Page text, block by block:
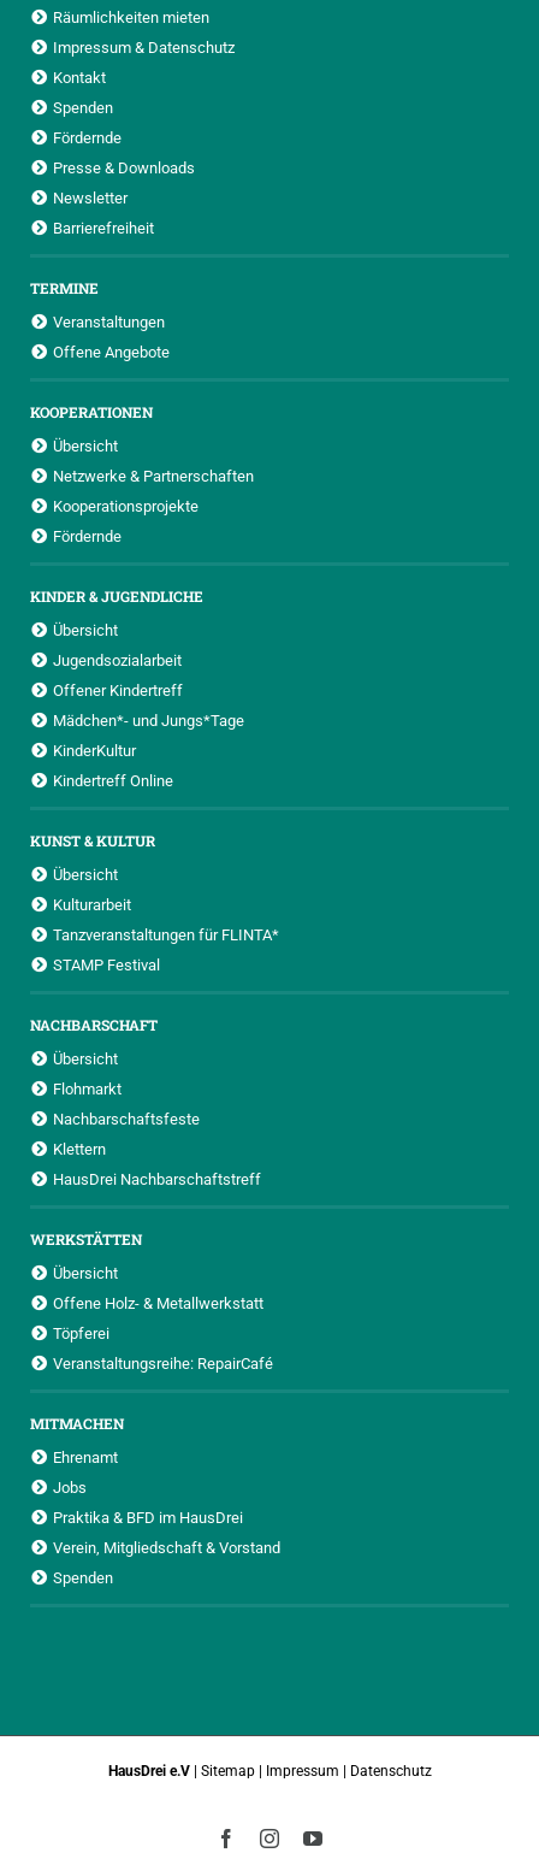
Räumlichkeiten mieten
Impressum & Datenschutz
Kontakt
Spenden
Fördernde
Presse & Downloads
Newsletter
Barrierefreiheit
TERMINE
Veranstaltungen
Offene Angebote
KOOPERATIONEN
Übersicht
Netzwerke & Partnerschaften
Kooperationsprojekte
Fördernde
KINDER & JUGENDLICHE
Übersicht
Jugendsozialarbeit
Offener Kindertreff
Mädchen*- und Jungs*Tage
KinderKultur
Kindertreff Online
KUNST & KULTUR
Übersicht
Kulturarbeit
Tanzveranstaltungen für FLINTA*
STAMP Festival
NACHBARSCHAFT
Übersicht
Flohmarkt
Nachbarschaftsfeste
Klettern
HausDrei Nachbarschaftstreff
WERKSTÄTTEN
Übersicht
Offene Holz- & Metallwerkstatt
Töpferei
Veranstaltungsreihe: RepairCafé
MITMACHEN
Ehrenamt
Jobs
Praktika & BFD im HausDrei
Verein, Mitgliedschaft & Vorstand
Spenden
HausDrei e.V | Sitemap| Impressum | Datenschutz
FacebookInstagramYouTube